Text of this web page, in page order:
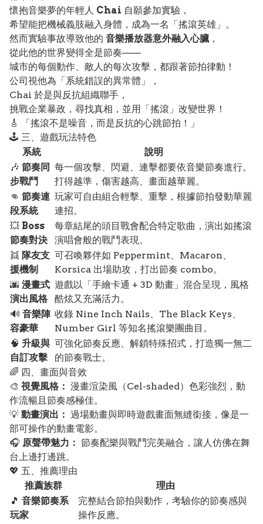
懷抱音樂夢的年輕人 Chai 自願參加實驗，
希望能把機械義肢融入身體，成為一名「搖滾英雄」。
然而實驗事故導致他的 音樂播放器意外融入心臟 ，
從此他的世界變得全是節奏——
城市的每個動作、敵人的每次攻擊，都跟著節拍律動！
公司視他為「系統錯誤的異常體」，
Chai 於是與反抗組織聯手，
挑戰企業暴政，尋找真相，並用「搖滾」改變世界！
🎸 「搖滾不是噪音，而是反抗的心跳節拍！」
🕹️ 三、遊戲玩法特色
系統
說明
🎶 節奏同
步戰鬥
每一個攻擊、閃避、連擊都要依音樂節奏進行。
打得越準，傷害越高、畫面越華麗。
👊 節奏連
段系統
玩家可自由組合輕擊、重擊，根據節拍發動華麗
連招。
💥 Boss
節奏對決
每章結尾的頭目戰會配合特定歌曲，演出如搖滾
演唱會般的戰鬥表現。
👯 隊友支
援機制
可召喚夥伴如 Peppermint、Macaron、
Korsica 出場助攻，打出節奏 combo。
🌆 漫畫式
演出風格
遊戲以「手繪卡通 + 3D 動畫」混合呈現，風格
酷炫又充滿活力。
🔊 音樂陣
容豪華
收錄 Nine Inch Nails、The Black Keys、
Number Girl 等知名搖滾樂團曲目。
🧠 升級與
自訂攻擊
可強化節奏反應、解鎖特殊招式，打造獨一無二
的節奏戰士。
🌈 四、畫面與音效
🎨 視覺風格： 漫畫渲染風（Cel-shaded）色彩強烈，動
作流暢且節奏感極佳。
💡 動畫演出： 過場動畫與即時遊戲畫面無縫銜接，像是一
部可操作的動畫電影。
🎧 原聲帶魅力： 節奏配樂與戰鬥完美融合，讓人仿佛在舞
台上邊打邊跳。
💖 五、推薦理由
推薦族群
理由
🎵 音樂節奏系
玩家
完整結合節拍與動作，考驗你的節奏感與
操作反應。